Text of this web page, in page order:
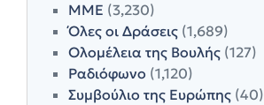
ΜΜΕ (3,230)
Όλες οι Δράσεις (1,689)
Ολομέλεια της Βουλής (127)
Ραδιόφωνο (1,120)
Συμβούλιο της Ευρώπης (40)